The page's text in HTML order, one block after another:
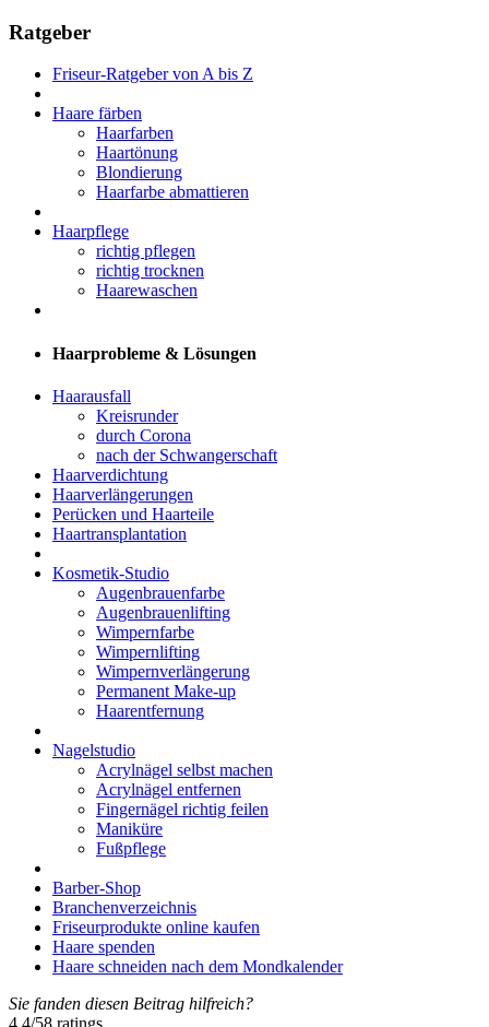
Ratgeber
Friseur-Ratgeber von A bis Z
Haare färben
Haarfarben
Haartönung
Blondierung
Haarfarbe abmattieren
Haarpflege
richtig pflegen
richtig trocknen
Haarewaschen
Haarprobleme & Lösungen
Haarausfall
Kreisrunder
durch Corona
nach der Schwangerschaft
Haarverdichtung
Haarverlängerungen
Perücken und Haarteile
Haartransplantation
Kosmetik-Studio
Augenbrauenfarbe
Augenbrauenlifting
Wimpernfarbe
Wimpernlifting
Wimpernverlängerung
Permanent Make-up
Haarentfernung
Nagelstudio
Acrylnägel selbst machen
Acrylnägel entfernen
Fingernägel richtig feilen
Maniküre
Fußpflege
Barber-Shop
Branchenverzeichnis
Friseurprodukte online kaufen
Haare spenden
Haare schneiden nach dem Mondkalender
Sie fanden diesen Beitrag hilfreich?
4.4/58 ratings